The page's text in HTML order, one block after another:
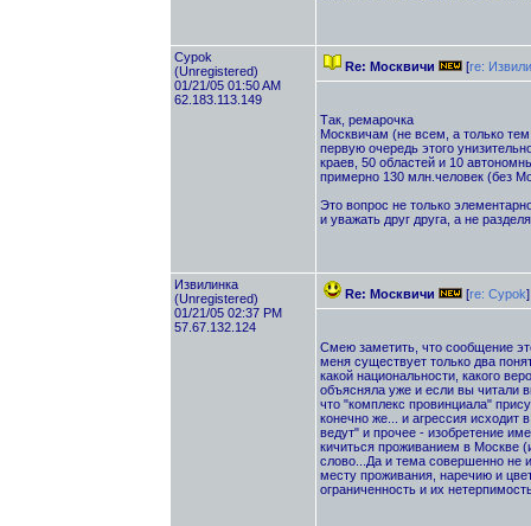
Cypok
(Unregistered)
01/21/05 01:50 AM
62.183.113.149
Re: Москвичи [re:
Так, ремарочка
Москвичам (не всем, а только
первую очередь этого
краев, 50 областей и 10
примерно 130 млн.человек (без
Это вопрос не только
и уважать друг друга, а не
Извилинка
(Unregistered)
01/21/05 02:37 PM
57.67.132.124
Re: Москвичи [re: Cypok]
Смею заметить, что сообщение
меня существует только два
какой национальности, какого
объясняла уже и если вы читали
что "комплекс провинциала"
конечно же... и агрессия исходит
ведут" и прочее - изобретение
кичиться проживанием в Москве
слово...Да и тема совершенно не
месту проживания, наречию и
ограниченность и их